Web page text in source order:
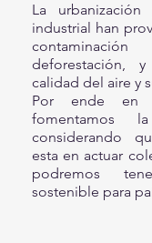
La
industrial han
deforestación,
calidad del aire y
Por ende en
fomentamos
considerando
esta en actuar
podremos
sostenible para